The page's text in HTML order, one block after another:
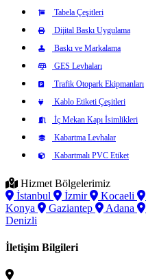
Tabela Çeşitleri
Dijital Baskı Uygulama
Baskı ve Markalama
GES Levhaları
Trafik Otopark Ekipmanları
Kablo Etiketi Çeşitleri
İç Mekan Kapı İsimlikleri
Kabartma Levhalar
Kabartmalı PVC Etiket
Hizmet Bölgelerimiz
İstanbul
İzmir Kocaeli
Konya
Gaziantep Adana
Denizli
İletişim Bilgileri